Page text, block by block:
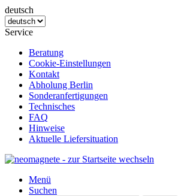
deutsch
Service
Beratung
Cookie-Einstellungen
Kontakt
Abholung Berlin
Sonderanfertigungen
Technisches
FAQ
Hinweise
Aktuelle Liefersituation
Menü
Suchen